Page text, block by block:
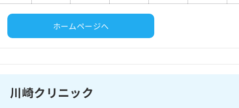
ホームページへ
崎クリニック